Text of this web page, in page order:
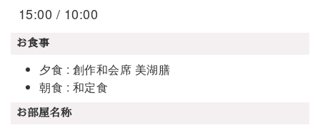
15:00 / 10:00
お食事
夕食 : 創作和会席 美湖膳
朝食 : 和定食
お部屋名称